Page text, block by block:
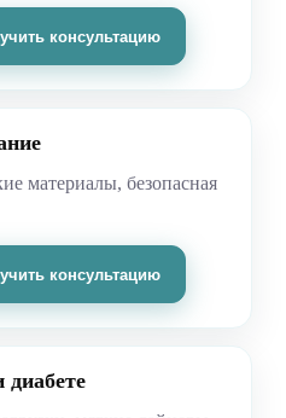
консультацию
материалы, безопасная
консультацию
диабете